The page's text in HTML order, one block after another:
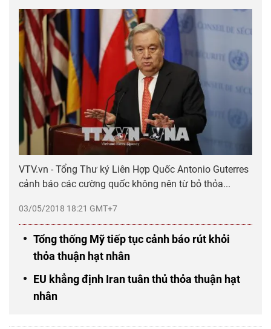
03/05/2018 18:21 GMT+7
VTV.vn - Tổng Thư ký Liên Hợp Quốc Antonio Guterres
cảnh báo các cường quốc không nên từ bỏ thỏa...
Tổng thống Mỹ tiếp tục cảnh báo rút khỏi
thỏa thuận hạt nhân
EU khẳng định Iran tuân thủ thỏa thuận hạt
nhân